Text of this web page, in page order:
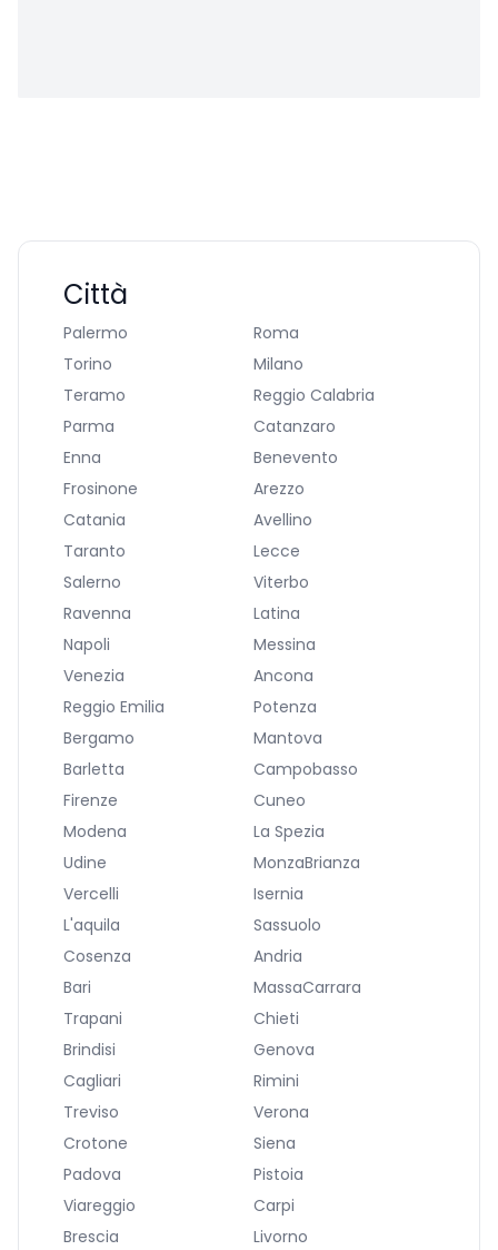
Città
Palermo
Roma
Torino
Milano
Teramo
Reggio Calabria
Parma
Catanzaro
Enna
Benevento
Frosinone
Arezzo
Catania
Avellino
Taranto
Lecce
Salerno
Viterbo
Ravenna
Latina
Napoli
Messina
Venezia
Ancona
Reggio Emilia
Potenza
Bergamo
Mantova
Barletta
Campobasso
Firenze
Cuneo
Modena
La Spezia
Udine
MonzaBrianza
Vercelli
Isernia
L'aquila
Sassuolo
Cosenza
Andria
Bari
MassaCarrara
Trapani
Chieti
Brindisi
Genova
Cagliari
Rimini
Treviso
Verona
Crotone
Siena
Padova
Pistoia
Viareggio
Carpi
Brescia
Livorno